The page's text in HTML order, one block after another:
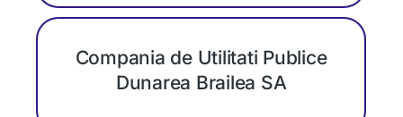
Compania de Utilitati Publice
Dunarea Brailea SA